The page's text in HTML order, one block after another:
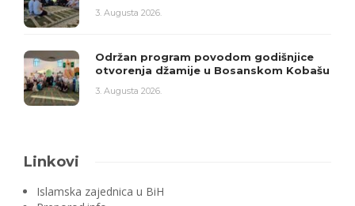
3. Augusta 2026.
Održan program povodom godišnjice
otvorenja džamije u Bosanskom Kobašu
3. Augusta 2026.
Linkovi
Islamska zajednica u BiH